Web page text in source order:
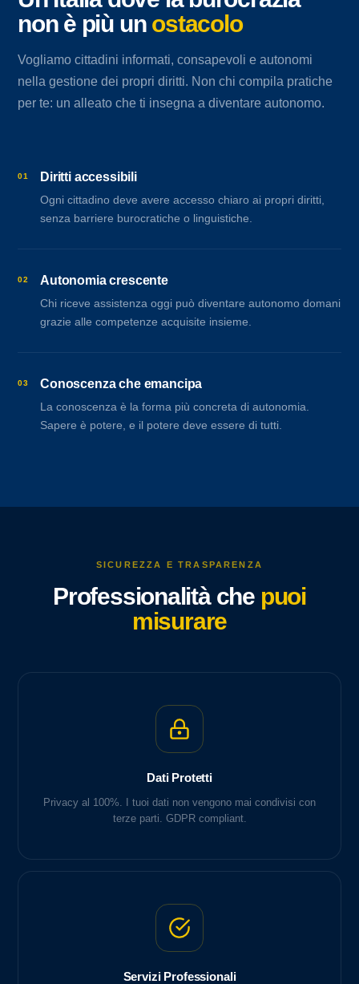
non è più un ostacolo
Vogliamo cittadini informati, consapevoli e autonomi
nella gestione dei propri diritti. Non chi compila pratiche
per te: un alleato che ti insegna a diventare autonomo.
01 Diritti accessibili
Ogni cittadino deve avere accesso chiaro ai propri diritti,
senza barriere burocratiche o linguistiche.
02 Autonomia crescente
Chi riceve assistenza oggi può diventare autonomo domani
grazie alle competenze acquisite insieme.
03 Conoscenza che emancipa
La conoscenza è la forma più concreta di autonomia.
Sapere è potere, e il potere deve essere di tutti.
SICUREZZA E TRASPARENZA
Professionalità che puoi
misurare
Dati Protetti
Privacy al 100%. I tuoi dati non vengono mai condivisi con
terze parti. GDPR compliant.
Servizi Professionali